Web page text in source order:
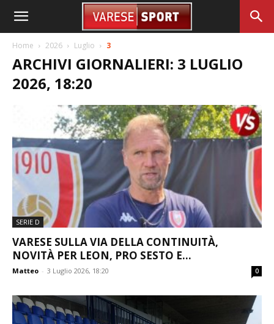
Home 2026 Luglio 3
ARCHIVI GIORNALIERI: 3 LUGLIO
2026, 18:20
SERIE D
VARESE SULLA VIA DELLA CONTINUITÀ,
NOVITÀ PER LEON, PRO SESTO E...
Matteo - 3 Luglio 2026, 18:20 0